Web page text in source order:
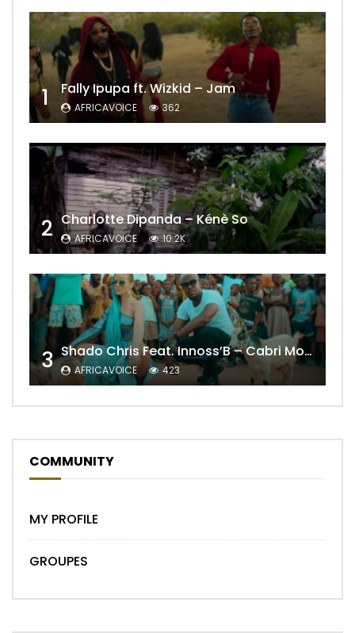
1 Fally Ipupa ft. Wizkid – Jam
AFRICAVOICE 362
2 Charlotte Dipanda – Kénè So
AFRICAVOICE 10.2K
3 Shado Chris Feat. Innoss’B – Cabri Mort (Remix)
AFRICAVOICE 423
COMMUNITY
MY PROFILE
GROUPES